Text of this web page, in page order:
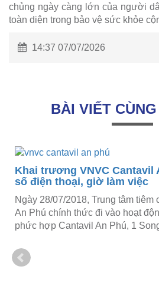
chủng ngày càng lớn của người
toàn diện trong bảo vệ sức khỏe
14:37 07/07/2026
BÀI VIẾT
Khai trương VNVC Cantavil
số điện thoại, giờ làm việc
Ngày 28/07/2018, Trung tâm tiêm
An Phú chính thức đi vào hoạt
phức hợp Cantavil An Phú, 1